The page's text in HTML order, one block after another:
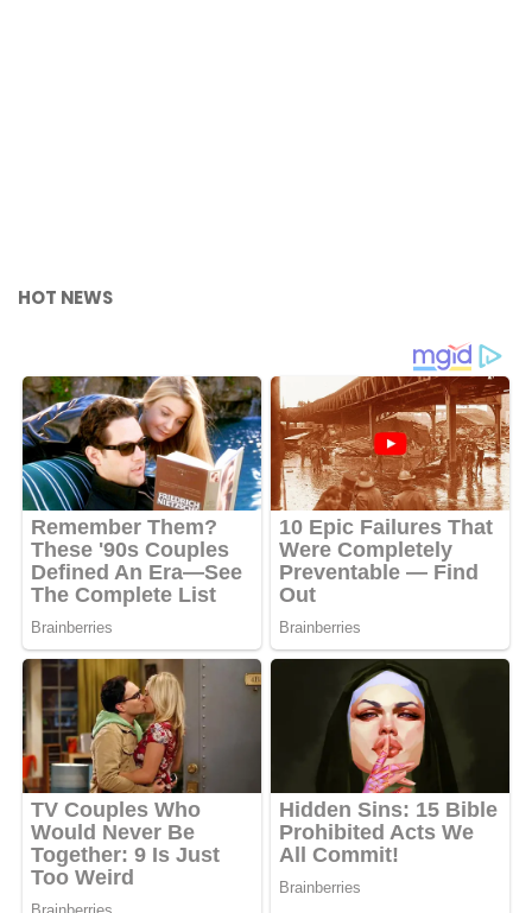
HOT NEWS